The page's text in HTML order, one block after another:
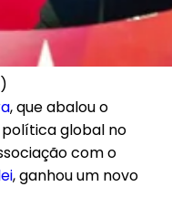
, que abalou o
global no
com o
, ganhou um novo